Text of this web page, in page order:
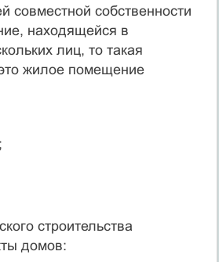
совместной собственности
находящейся в
лиц, то такая
жилое помещение
строительства
домов: